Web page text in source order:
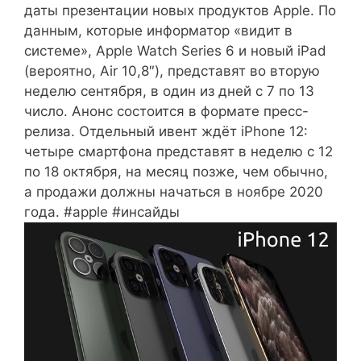
даты презентации новых продуктов Apple. По
данным, которые информатор «видит в
системе», Apple Watch Series 6 и новый iPad
(вероятно, Air 10,8″), представят во вторую
неделю сентября, в один из дней с 7 по 13
число. Анонс состоится в формате пресс-
релиза. Отдельный ивент ждёт iPhone 12:
четыре смартфона представят в неделю с 12
по 18 октября, на месяц позже, чем обычно,
а продажи должны начаться в ноябре 2020
года. #apple #инсайды